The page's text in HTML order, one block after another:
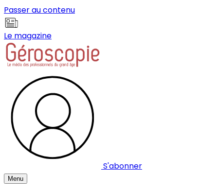
Passer au contenu
Le magazine
S'abonner
Menu
Panneau de gestion des cookies